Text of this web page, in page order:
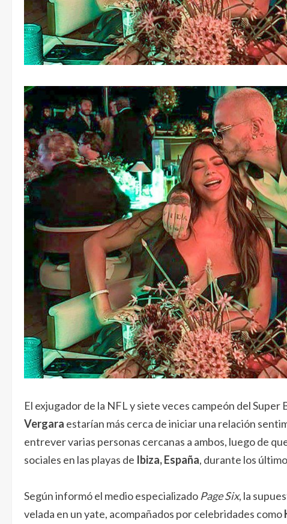
El exjugador de la NFL y siete veces campeón del Super
Vergara estarían más cerca de iniciar una relación
entrever varias personas cercanas a ambos, luego de
sociales en las playas de Ibiza, España, durante los
Según informó el medio especializado Page Six, la
velada en un yate, acompañados por celebridades como